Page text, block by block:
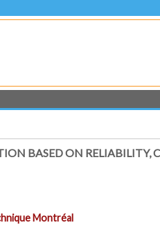
BASED ON RELIABILITY,
Montréal